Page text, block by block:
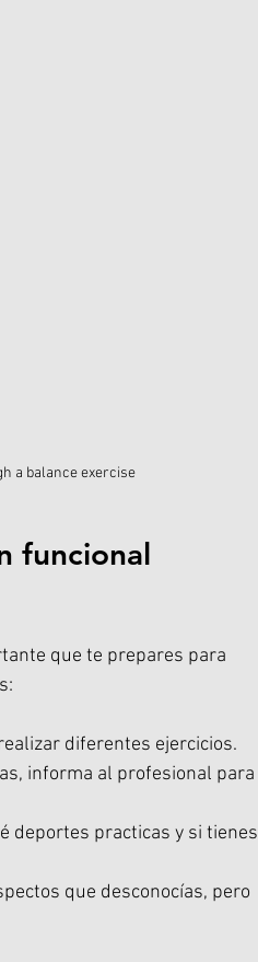
a balance exercise
funcional
que te prepares para
diferentes ejercicios.
informa al profesional para
deportes practicas y si tienes
que desconocías, pero